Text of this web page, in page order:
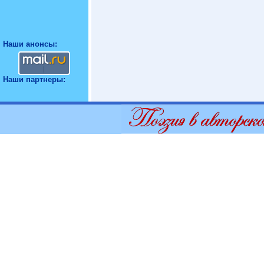
Наши анонсы:
Наши партнеры: